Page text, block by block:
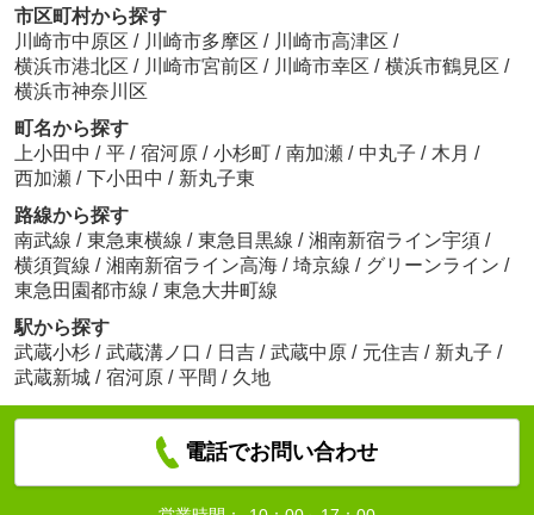
市区町村から探す
川崎市中原区 / 川崎市多摩区 / 川崎市高津区 /
横浜市港北区 / 川崎市宮前区 / 川崎市幸区 / 横浜市鶴見区 /
横浜市神奈川区
町名から探す
上小田中 / 平 / 宿河原 / 小杉町 / 南加瀬 / 中丸子 / 木月 /
西加瀬 / 下小田中 / 新丸子東
路線から探す
南武線 / 東急東横線 / 東急目黒線 / 湘南新宿ライン宇須 /
横須賀線 / 湘南新宿ライン高海 / 埼京線 / グリーンライン /
東急田園都市線 / 東急大井町線
駅から探す
武蔵小杉 / 武蔵溝ノ口 / 日吉 / 武蔵中原 / 元住吉 / 新丸子 /
武蔵新城 / 宿河原 / 平間 / 久地
電話でお問い合わせ